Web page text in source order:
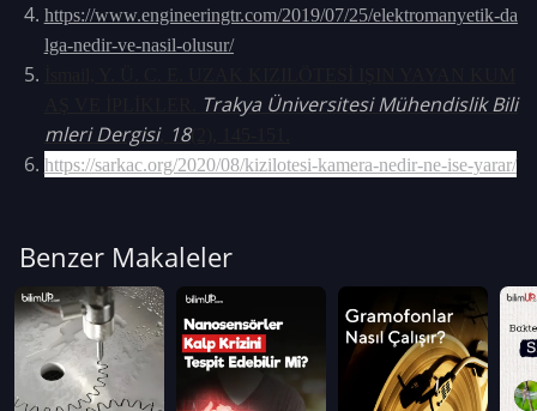
https://www.engineeringtr.com/2019/07/25/elektromanyetik-da
lga-nedir-ve-nasil-olusur/
Trakya Üniversitesi Mühendislik Bili
mleri Dergisi, 18(2), 145-151.
https://sarkac.org/2020/08/kizilotesi-kamera-nedir-ne-ise-yarar/
Benzer Makaleler